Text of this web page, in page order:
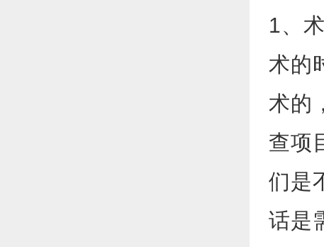
1、
术的
术的
查项
们是
话是